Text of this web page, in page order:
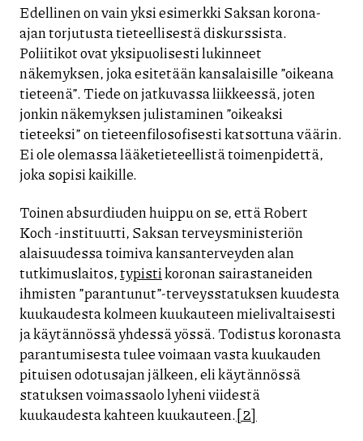
Edellinen on vain yksi esimerkki Saksan korona-
ajan torjutusta tieteellisestä diskurssista.
Poliitikot ovat yksipuolisesti lukinneet
näkemyksen, joka esitetään kansalaisille ”oikeana
tieteenä”. Tiede on jatkuvassa liikkeessä, joten
jonkin näkemyksen julistaminen ”oikeaksi
tieteeksi” on tieteenfilosofisesti katsottuna väärin.
Ei ole olemassa lääketieteellistä toimenpidettä,
joka sopisi kaikille.
Toinen absurdiuden huippu on se, että Robert
Koch -instituutti, Saksan terveysministeriön
alaisuudessa toimiva kansanterveyden alan
tutkimuslaitos,typistikoronan sairastaneiden
ihmisten ”parantunut”-terveysstatuksen kuudesta
kuukaudesta kolmeen kuukauteen mielivaltaisesti
ja käytännössä yhdessä yössä. Todistus koronasta
parantumisesta tulee voimaan vasta kuukauden
pituisen odotusajan jälkeen, eli käytännössä
statuksen voimassaolo lyheni viidestä
kuukaudesta kahteen kuukauteen.[2]